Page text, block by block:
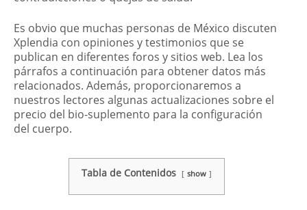
Es obvio que muchas personas de México discuten
Xplendia con opiniones y testimonios que se
publican en diferentes foros y sitios web. Lea los
párrafos a continuación para obtener datos más
relacionados. Además, proporcionaremos a
nuestros lectores algunas actualizaciones sobre el
precio del bio-suplemento para la configuración
del cuerpo.
Tabla de Contenidos show